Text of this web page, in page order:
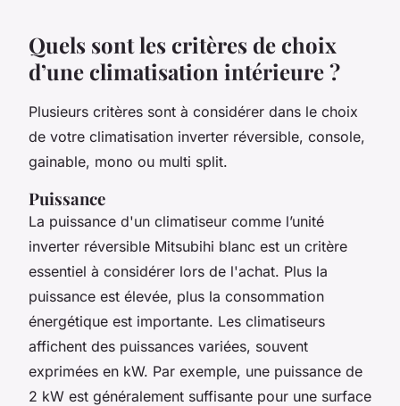
Quels sont les critères de choix
d’une climatisation intérieure ?
Plusieurs critères sont à considérer dans le choix
de votre climatisation inverter réversible, console,
gainable, mono ou multi split.
Puissance
La puissance d'un climatiseur comme l’unité
inverter réversible Mitsubihi blanc est un critère
essentiel à considérer lors de l'achat. Plus la
puissance est élevée, plus la consommation
énergétique est importante. Les climatiseurs
affichent des puissances variées, souvent
exprimées en kW. Par exemple, une puissance de
2 kW est généralement suffisante pour une surface